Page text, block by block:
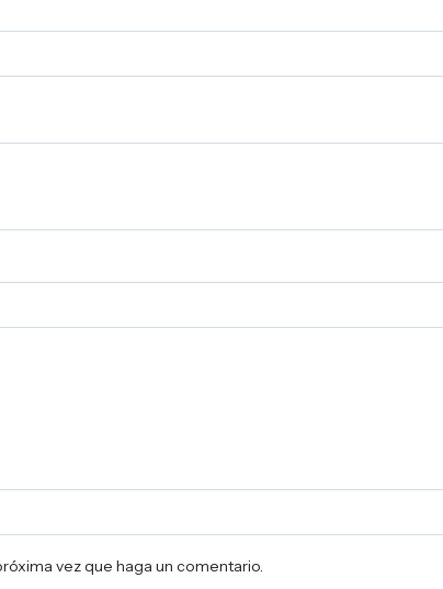
vez que haga un comentario.